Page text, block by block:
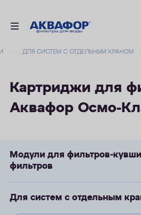
ДЛЯ ВАННОЙ
В КОТТЕДЖ
АКЦИИ
ДОСТАВКА
ДЛЯ СИСТЕМ С ОТДЕЛЬНЫМ КРАНОМ
Картриджи для
Аквафор Осмо-
Модули для фильтров-
фильтров
Для систем с отдельным